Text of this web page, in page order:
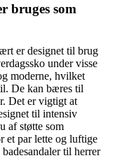
bruges som
er designet til brug
under visse
moderne, hvilket
De kan bæres til
Det er vigtigt at
til intensiv
af støtte som
et par lette og luftige
til herrer